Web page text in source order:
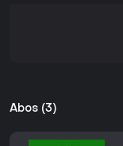
Abos (3)